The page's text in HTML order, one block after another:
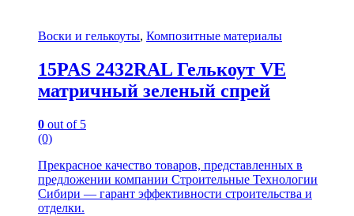
Воски и гелькоуты, Композитные материалы
15PAS 2432RAL Гелькоут VE
матричный зеленый спрей
0 out of 5
(0)
Прекрасное качество товаров, представленных в
предложении компании Строительные Технологии
Сибири — гарант эффективности строительства и
отделки.